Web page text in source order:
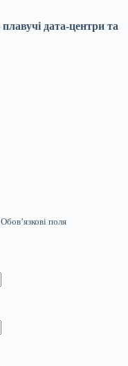
дата-центри та
Обов’язкові поля